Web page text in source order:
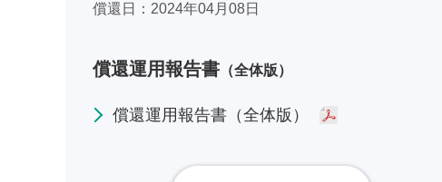
償還日 2024年04月08日
償還運用報告書 （全体版）
償還運用報告書（全体版）